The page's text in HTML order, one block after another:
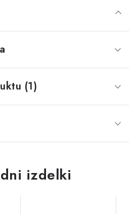
(1)
izdelki